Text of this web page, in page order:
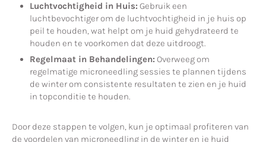
Luchtvochtigheid in Huis: Gebruik een
luchtbevochtiger om de luchtvochtigheid in je huis op
peil te houden, wat helpt om je huid gehydrateerd te
houden en te voorkomen dat deze uitdroogt.
Regelmaat in Behandelingen: Overweeg om
regelmatige microneedling sessies te plannen tijdens
de winter om consistente resultaten te zien en je huid
in topconditie te houden.
Door deze stappen te volgen, kun je optimaal profiteren van
de voordelen van microneedling in de winter en je huid